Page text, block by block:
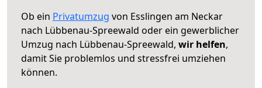
Ob ein Privatumzug von Esslingen am Neckar
nach Lübbenau-Spreewald oder ein gewerblicher
Umzug nach Lübbenau-Spreewald, wir helfen,
damit Sie problemlos und stressfrei umziehen
können.